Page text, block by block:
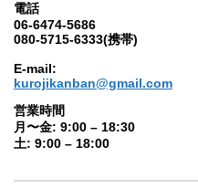
電話
06-6474-5686
080-5715-6333(携帯)
E-mail:
kurojikanban@gmail.com
営業時間
月〜金: 9:00 – 18:30
土: 9:00 – 18:00